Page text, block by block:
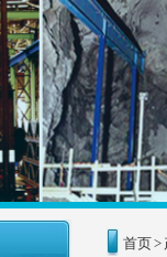
首页>